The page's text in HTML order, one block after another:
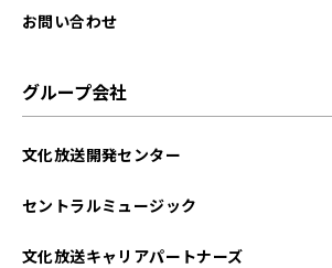
お問い合わせ
グループ会社
文化放送開発センター
セントラルミュージック
文化放送キャリアパートナーズ